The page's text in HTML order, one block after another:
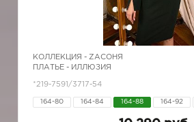
КОЛЛЕКЦИЯ - ZAСОНЯ
ПЛАТЬЕ - ИЛЛЮЗИЯ
*219-7591/3717-54
164-80 164-84 164-88 164-92